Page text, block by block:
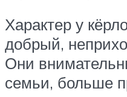
Характер у
добрый,
Они
семьи, больше